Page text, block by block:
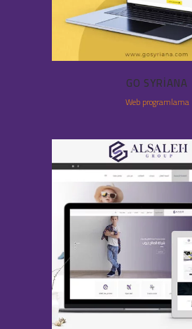
GO SYRIANA
Web programlama